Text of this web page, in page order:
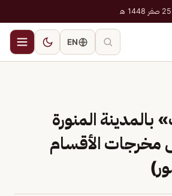
EN
بالمدينة المنورة
الأقسام